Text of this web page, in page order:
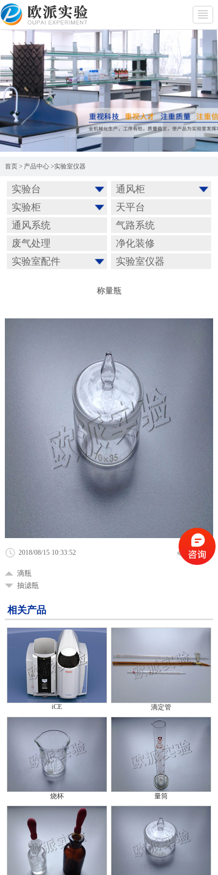
首页 > 产品中心 >实验室仪器
实验台
通风柜
实验柜
天平台
通风系统
气路系统
废气处理
净化装修
实验室配件
实验室仪器
称量瓶
2018/08/15 10:33:52 2886 次
滴瓶
抽滤瓶
相关产品
iCE 滴定管
烧杯 量筒